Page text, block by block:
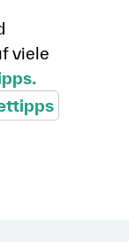
viele